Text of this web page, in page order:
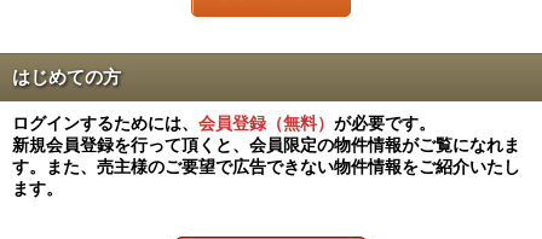
はじめての方
ログインするためには、 会員登録（無料） が必要です。
新規会員登録を行って頂くと、会員限定の物件情報がご覧になれま
す。また、売主様のご要望で広告できない物件情報をご紹介いたし
ます。